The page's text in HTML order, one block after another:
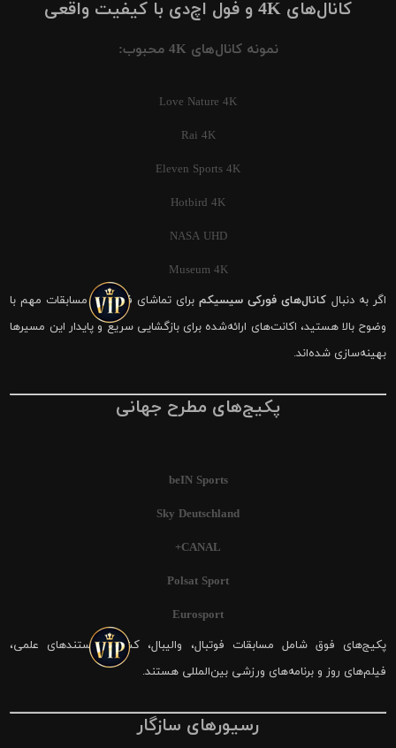
کانال‌های 4K و فول اچ‌دی با کیفیت واقعی
نمونه کانال‌های 4K محبوب:
Love Nature 4K
Rai 4K
Eleven Sports 4K
Hotbird 4K
NASA UHD
Museum 4K
اگر به دنبال کانال‌های فورکی سیسیکمبرای تماشای فوتبال و مسابقات مهم با
وضوح بالا هستید، اکانت‌های ارائه‌شده برای بازگشایی سریع و پایدار این مسیرها
بهینه‌سازی شده‌اند.
پکیج‌های مطرح جهانی
beIN Sports
Sky Deutschland
CANAL+
Polsat Sport
Eurosport
پکیج‌های فوق شامل مسابقات فوتبال، والیبال، کشتی، مستندهای علمی،
فیلم‌های روز و برنامه‌های ورزشی بین‌المللی هستند.
رسیورهای سازگار